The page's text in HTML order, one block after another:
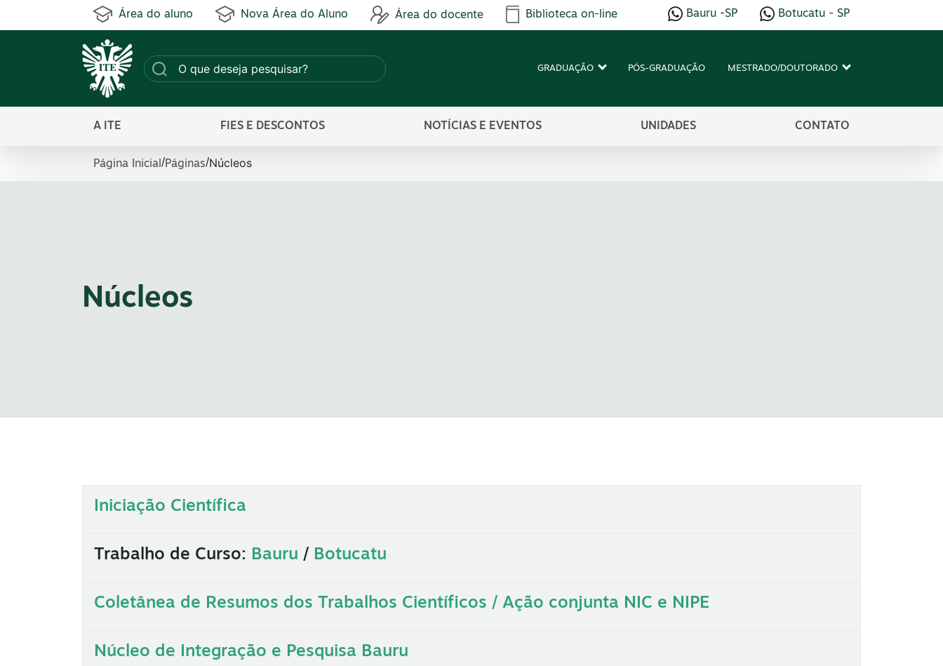
Área do aluno Nova Área do Aluno Área do docente Biblioteca on-line Bauru -SP Botucatu - SP
GRADUAÇÃO PÓS-GRADUAÇÃO MESTRADO/DOUTORADO
A ITE FIES E DESCONTOS NOTÍCIAS E EVENTOS UNIDADES CONTATO
Página Inicial /Páginas/Núcleos
Núcleos
Iniciação Científica
Trabalho de Curso: Bauru / Botucatu
Coletânea de Resumos dos Trabalhos Científicos / Ação conjunta NIC e NIPE
Núcleo de Integração e Pesquisa Bauru